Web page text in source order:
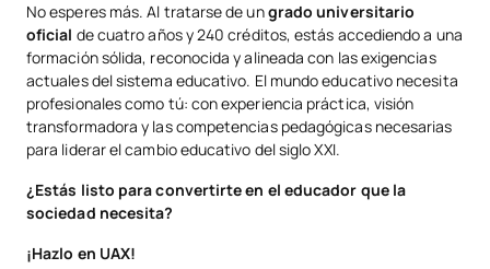
No esperes más. Al tratarse de ungrado universitario
oficial de cuatro años y 240 créditos, estás accediendo a una
formación sólida, reconocida y alineada con las exigencias
actuales del sistema educativo. El mundo educativo necesita
profesionales como tú: con experiencia práctica, visión
transformadora y las competencias pedagógicas necesarias
para liderar el cambio educativo del siglo XXI.
¿Estás listo para convertirte en el educador que la
sociedad necesita?
¡Hazlo en UAX!